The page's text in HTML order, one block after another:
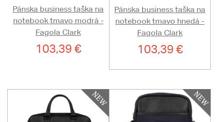
Pánska business taška na
notebook tmavo modrá -
Fagola Clark
103,39 €
Pánska business taška na
notebook tmavo hnedá -
Fagola Clark
103,39 €